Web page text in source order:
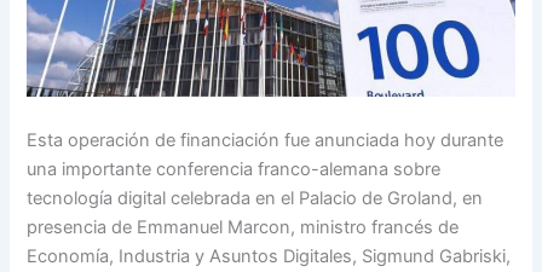
Esta operación de financiación fue anunciada hoy durante
una importante conferencia franco-alemana sobre
tecnología digital celebrada en el Palacio de Groland, en
presencia de Emmanuel Marcon, ministro francés de
Economía, Industria y Asuntos Digitales, Sigmund Gabriski,